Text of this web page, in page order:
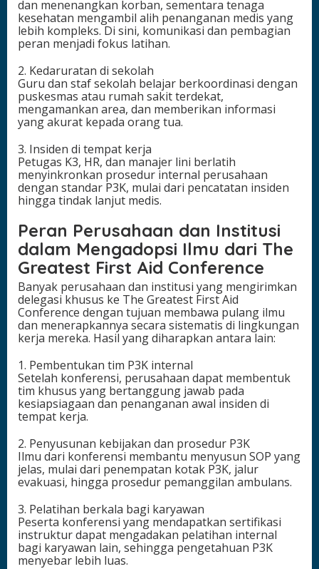
dan menenangkan korban, sementara tenaga
kesehatan mengambil alih penanganan medis yang
lebih kompleks. Di sini, komunikasi dan pembagian
peran menjadi fokus latihan.
2. Kedaruratan di sekolah
Guru dan staf sekolah belajar berkoordinasi dengan
puskesmas atau rumah sakit terdekat,
mengamankan area, dan memberikan informasi
yang akurat kepada orang tua.
3. Insiden di tempat kerja
Petugas K3, HR, dan manajer lini berlatih
menyinkronkan prosedur internal perusahaan
dengan standar P3K, mulai dari pencatatan insiden
hingga tindak lanjut medis.
Peran Perusahaan dan Institusi
dalam Mengadopsi Ilmu dari The
Greatest First Aid Conference
Banyak perusahaan dan institusi yang mengirimkan
delegasi khusus ke The Greatest First Aid
Conference dengan tujuan membawa pulang ilmu
dan menerapkannya secara sistematis di lingkungan
kerja mereka. Hasil yang diharapkan antara lain:
1. Pembentukan tim P3K internal
Setelah konferensi, perusahaan dapat membentuk
tim khusus yang bertanggung jawab pada
kesiapsiagaan dan penanganan awal insiden di
tempat kerja.
2. Penyusunan kebijakan dan prosedur P3K
Ilmu dari konferensi membantu menyusun SOP yang
jelas, mulai dari penempatan kotak P3K, jalur
evakuasi, hingga prosedur pemanggilan ambulans.
3. Pelatihan berkala bagi karyawan
Peserta konferensi yang mendapatkan sertifikasi
instruktur dapat mengadakan pelatihan internal
bagi karyawan lain, sehingga pengetahuan P3K
menyebar lebih luas.